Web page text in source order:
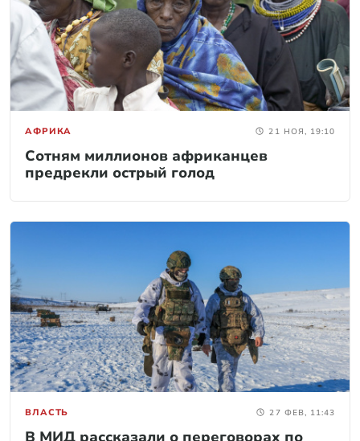
АФРИКА 21 НОЯ, 19:10
Сотням миллионов африканцев
предрекли острый голод
ВЛАСТЬ 27 ФЕВ, 11:43
В МИД рассказали о переговорах по